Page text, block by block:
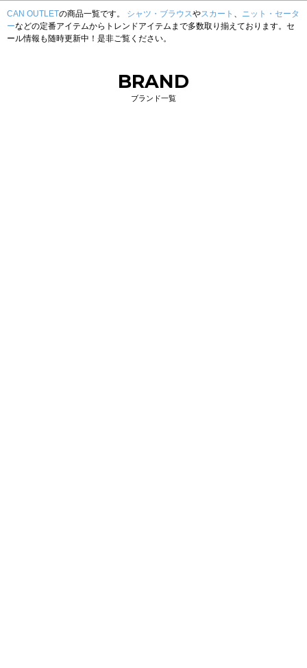
CAN OUTLETの商品一覧です。 シャツ・ブラウスやスカート 、 ニット・セータ
ーなどの定番アイテムからトレンドアイテムまで多数取り揃えております。セ
ール情報も随時更新中！是非ご覧ください。
BRAND
ブランド一覧